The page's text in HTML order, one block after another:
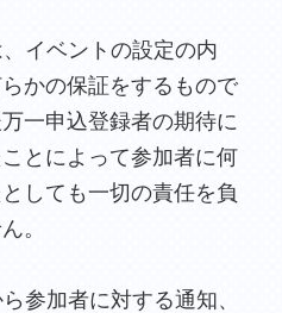
イベントの設定の内
かの保証をするもので
一申込登録者の期待に
とによって参加者に何
しても一切の責任を負
。
参加者に対する通知、